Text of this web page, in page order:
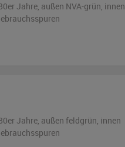
Jahre, außen NVA-grün, innen
Jahre, außen feldgrün, innen